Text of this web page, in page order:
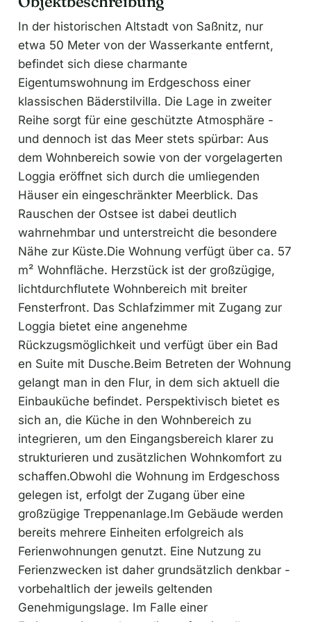
In der historischen Altstadt von Saßnitz, nur
etwa 50 Meter von der Wasserkante entfernt,
befindet sich diese charmante
Eigentumswohnung im Erdgeschoss einer
klassischen Bäderstilvilla. Die Lage in zweiter
Reihe sorgt für eine geschützte Atmosphäre -
und dennoch ist das Meer stets spürbar: Aus
dem Wohnbereich sowie von der vorgelagerten
Loggia eröffnet sich durch die umliegenden
Häuser ein eingeschränkter Meerblick. Das
Rauschen der Ostsee ist dabei deutlich
wahrnehmbar und unterstreicht die besondere
Nähe zur Küste.Die Wohnung verfügt über ca. 57
m² Wohnfläche. Herzstück ist der großzügige,
lichtdurchflutete Wohnbereich mit breiter
Fensterfront. Das Schlafzimmer mit Zugang zur
Loggia bietet eine angenehme
Rückzugsmöglichkeit und verfügt über ein Bad
en Suite mit Dusche.Beim Betreten der Wohnung
gelangt man in den Flur, in dem sich aktuell die
Einbauküche befindet. Perspektivisch bietet es
sich an, die Küche in den Wohnbereich zu
integrieren, um den Eingangsbereich klarer zu
strukturieren und zusätzlichen Wohnkomfort zu
schaffen.Obwohl die Wohnung im Erdgeschoss
gelegen ist, erfolgt der Zugang über eine
großzügige Treppenanlage.Im Gebäude werden
bereits mehrere Einheiten erfolgreich als
Ferienwohnungen genutzt. Eine Nutzung zu
Ferienzwecken ist daher grundsätzlich denkbar -
vorbehaltlich der jeweils geltenden
Genehmigungslage. Im Falle einer